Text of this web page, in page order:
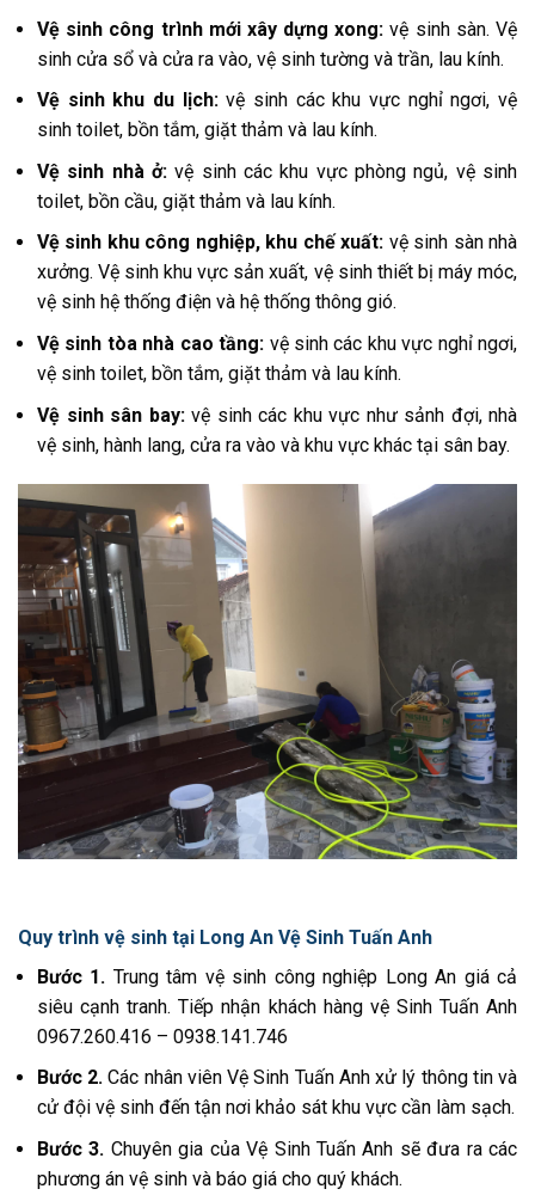
Vệ sinh công trình mới xây dựng xong:vệ sinh sàn. Vệ
sinh cửa sổ và cửa ra vào, vệ sinh tường và trần, lau kính.
Vệ sinh khu du lịch:vệ sinh các khu vực nghỉ ngơi, vệ
sinh toilet, bồn tắm, giặt thảm và lau kính.
Vệ sinh nhà ở:vệ sinh các khu vực phòng ngủ, vệ sinh
toilet, bồn cầu, giặt thảm và lau kính.
Vệ sinh khu công nghiệp, khu chế xuất: vệ sinh sàn nhà
xưởng. Vệ sinh khu vực sản xuất, vệ sinh thiết bị máy móc,
vệ sinh hệ thống điện và hệ thống thông gió.
Vệ sinh tòa nhà cao tầng: vệ sinh các khu vực nghỉ ngơi,
vệ sinh toilet, bồn tắm, giặt thảm và lau kính.
Vệ sinh sân bay: vệ sinh các khu vực như sảnh đợi, nhà
vệ sinh, hành lang, cửa ra vào và khu vực khác tại sân bay.
Quy trình vệ sinh tại Long An Vệ Sinh Tuấn Anh
Bước 1. Trung tâm vệ sinh công nghiệp Long An giá cả
siêu cạnh tranh. Tiếp nhận khách hàng vệ Sinh Tuấn Anh
0967.260.416 – 0938.141.746
Bước 2. Các nhân viên Vệ Sinh Tuấn Anh xử lý thông tin và
cử đội vệ sinh đến tận nơi khảo sát khu vực cần làm sạch.
Bước 3. Chuyên gia của Vệ Sinh Tuấn Anh sẽ đưa ra các
phương án vệ sinh và báo giá cho quý khách.